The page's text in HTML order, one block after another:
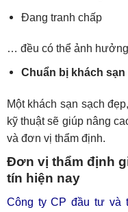
Đang tranh chấp
… đều có thể ảnh
Chuẩn bị khách
Một khách sạn sạch
kỹ thuật sẽ giúp nâng
và đơn vị thẩm định.
Đơn vị thẩm định
tín hiện nay
Công ty CP đầu tư và